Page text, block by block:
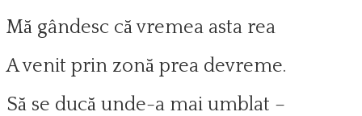
Mă gândesc că vremea asta rea
A venit prin zonă prea devreme.
Să se ducă unde-a mai umblat –